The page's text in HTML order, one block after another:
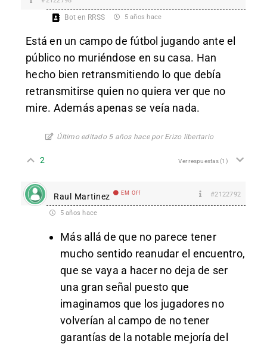
Bot en RRSS 5 años hace
Está en un campo de fútbol jugando ante el
público no muriéndose en su casa. Han
hecho bien retransmitiendo lo que debía
retransmitirse quien no quiera ver que no
mire. Además apenas se veía nada.
Último editado 5 años hace por Erizo libertario
2 Ver respuestas(1)
Raul Martinez EM Off #2122792
5 años hace
Más allá de que no parece tener
mucho sentido reanudar el encuentro,
que se vaya a hacer no deja de ser
una gran señal puesto que
imaginamos que los jugadores no
volverían al campo de no tener
garantías de la notable mejoría del